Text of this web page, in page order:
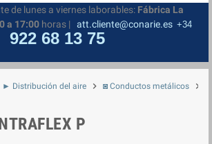
de lunes a viernes laborables: Fábrica La
a 17:00horas | att.cliente@conarie.es +34
922 68 13 75
► Distribución del aire chevron_right ◙ Conductos metálicos chevron_right
P